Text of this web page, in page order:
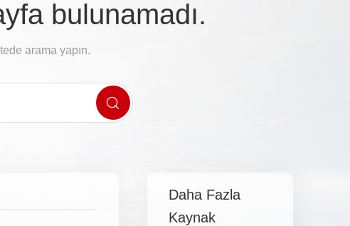
bulunamadı.
arama yapın.
Daha Fazla
Kaynak